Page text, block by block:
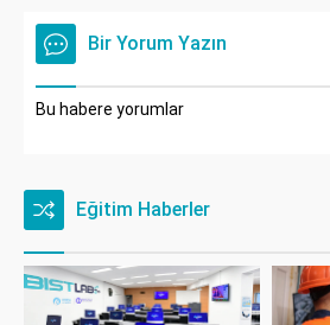
Bir Yorum Yazın
Bu habere yorumlar
Eğitim Haberler